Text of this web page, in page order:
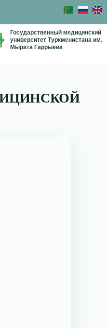
Государственный медицинский
университет Туркменистана им.
Мырата Гаррыева